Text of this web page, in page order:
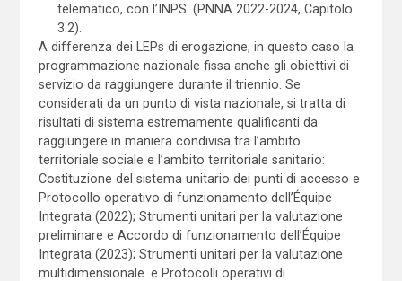
telematico, con l’INPS. (PNNA 2022-2024, Capitolo
3.2).
A differenza dei LEPs di erogazione, in questo caso la
programmazione nazionale fissa anche gli obiettivi di
servizio da raggiungere durante il triennio. Se
considerati da un punto di vista nazionale, si tratta di
risultati di sistema estremamente qualificanti da
raggiungere in maniera condivisa tra l’ambito
territoriale sociale e l’ambito territoriale sanitario:
Costituzione del sistema unitario dei punti di accesso e
Protocollo operativo di funzionamento dell’Équipe
Integrata (2022); Strumenti unitari per la valutazione
preliminare e Accordo di funzionamento dell’Équipe
Integrata (2023); Strumenti unitari per la valutazione
multidimensionale. e Protocolli operativi di